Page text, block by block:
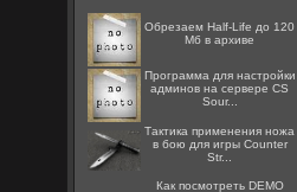
Обрезаем Half-Life до 120
Мб в архиве
Программа для настройки
админов на сервере CS
Sour...
Тактика применения ножа
в бою для игры Counter
Str...
Как посмотреть DEMO